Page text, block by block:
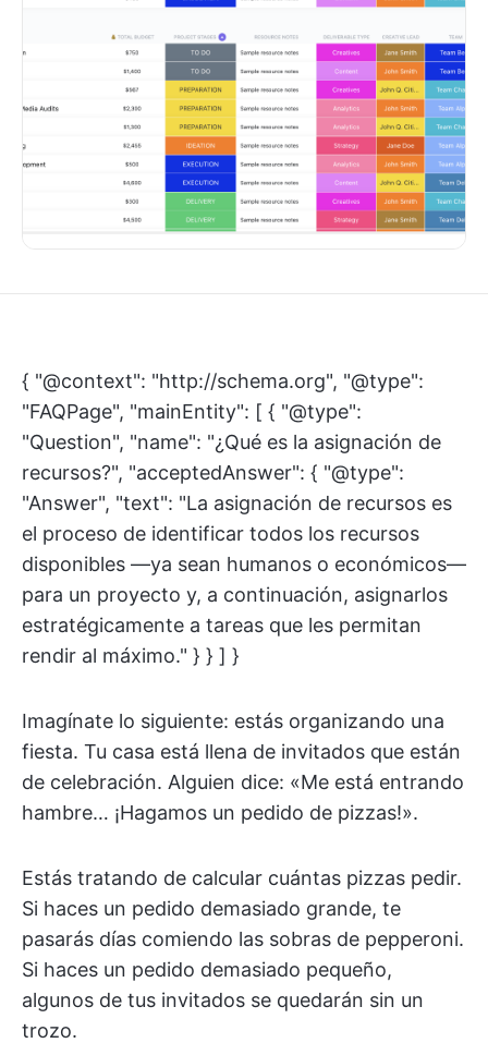
{ "@context": "http://schema.org", "@type":
"FAQPage", "mainEntity": [ { "@type":
"Question", "name": "¿Qué es la asignación de
recursos?", "acceptedAnswer": { "@type":
"Answer", "text": "La asignación de recursos es
el proceso de identificar todos los recursos
disponibles —ya sean humanos o económicos—
para un proyecto y, a continuación, asignarlos
estratégicamente a tareas que les permitan
rendir al máximo." } } ] }
Imagínate lo siguiente: estás organizando una
fiesta. Tu casa está llena de invitados que están
de celebración. Alguien dice: «Me está entrando
hambre… ¡Hagamos un pedido de pizzas!».
Estás tratando de calcular cuántas pizzas pedir.
Si haces un pedido demasiado grande, te
pasarás días comiendo las sobras de pepperoni.
Si haces un pedido demasiado pequeño,
algunos de tus invitados se quedarán sin un
trozo.